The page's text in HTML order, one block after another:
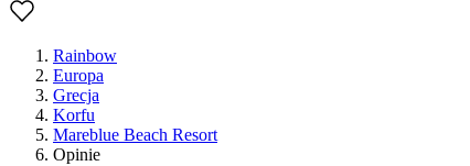
Rainbow
Europa
Grecja
Korfu
Mareblue Beach Resort
Opinie